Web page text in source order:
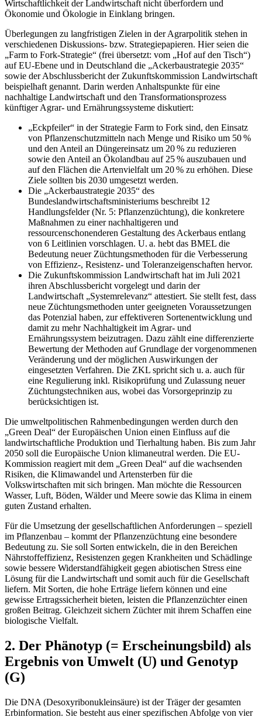
Wirtschaftlichkeit der Landwirtschaft nicht überfordern und
Ökonomie und Ökologie in Einklang bringen.
Überlegungen zu langfristigen Zielen in der Agrarpolitik stehen in
verschiedenen Diskussions- bzw. Strategiepapieren. Hier seien die
„Farm to Fork-Strategie“ (frei übersetzt: vom „Hof auf den Tisch“)
auf EU-Ebene und in Deutschland die „Ackerbaustrategie 2035“
sowie der Abschlussbericht der Zukunftskommission Landwirtschaft
beispielhaft genannt. Darin werden Anhaltspunkte für eine
nachhaltige Landwirtschaft und den Transformationsprozess
künftiger Agrar- und Ernährungssysteme diskutiert:
„Eckpfeiler“ in der Strategie Farm to Fork sind, den Einsatz
von Pflanzenschutzmitteln nach Menge und Risiko um 50 %
und den Anteil an Düngereinsatz um 20 % zu reduzieren
sowie den Anteil an Ökolandbau auf 25 % auszubauen und
auf den Flächen die Artenvielfalt um 20 % zu erhöhen. Diese
Ziele sollten bis 2030 umgesetzt werden.
Die „Ackerbaustrategie 2035“ des
Bundeslandwirtschaftsministeriums beschreibt 12
Handlungsfelder (Nr. 5: Pflanzenzüchtung), die konkretere
Maßnahmen zu einer nachhaltigeren und
ressourcenschonenderen Gestaltung des Ackerbaus entlang
von 6 Leitlinien vorschlagen. U. a. hebt das BMEL die
Bedeutung neuer Züchtungsmethoden für die Verbesserung
von Effizienz-, Resistenz- und Toleranzeigenschaften hervor.
Die Zukunftskommission Landwirtschaft hat im Juli 2021
ihren Abschlussbericht vorgelegt und darin der
Landwirtschaft „Systemrelevanz“ attestiert. Sie stellt fest, dass
neue Züchtungsmethoden unter geeigneten Voraussetzungen
das Potenzial haben, zur effektiveren Sortenentwicklung und
damit zu mehr Nachhaltigkeit im Agrar- und
Ernährungssystem beizutragen. Dazu zählt eine differenzierte
Bewertung der Methoden auf Grundlage der vorgenommenen
Veränderung und der möglichen Auswirkungen der
eingesetzten Verfahren. Die ZKL spricht sich u. a. auch für
eine Regulierung inkl. Risikoprüfung und Zulassung neuer
Züchtungstechniken aus, wobei das Vorsorgeprinzip zu
berücksichtigen ist.
Die umweltpolitischen Rahmenbedingungen werden durch den
„Green Deal“ der Europäischen Union einen Einfluss auf die
landwirtschaftliche Produktion und Tierhaltung haben. Bis zum Jahr
2050 soll die Europäische Union klimaneutral werden. Die EU-
Kommission reagiert mit dem „Green Deal“ auf die wachsenden
Risiken, die Klimawandel und Artensterben für die
Volkswirtschaften mit sich bringen. Man möchte die Ressourcen
Wasser, Luft, Böden, Wälder und Meere sowie das Klima in einem
guten Zustand erhalten.
Für die Umsetzung der gesellschaftlichen Anforderungen – speziell
im Pflanzenbau – kommt der Pflanzenzüchtung eine besondere
Bedeutung zu. Sie soll Sorten entwickeln, die in den Bereichen
Nährstoffeffizienz, Resistenzen gegen Krankheiten und Schädlinge
sowie bessere Widerstandfähigkeit gegen abiotischen Stress eine
Lösung für die Landwirtschaft und somit auch für die Gesellschaft
liefern. Mit Sorten, die hohe Erträge liefern können und eine
gewisse Ertragssicherheit bieten, leisten die Pflanzenzüchter einen
großen Beitrag. Gleichzeit sichern Züchter mit ihrem Schaffen eine
biologische Vielfalt.
2. Der Phänotyp (= Erscheinungsbild) als
Ergebnis von Umwelt (U) und Genotyp
(G)
Die DNA (Desoxyribonukleinsäure) ist der Träger der gesamten
Erbinformation. Sie besteht aus einer spezifischen Abfolge von vier